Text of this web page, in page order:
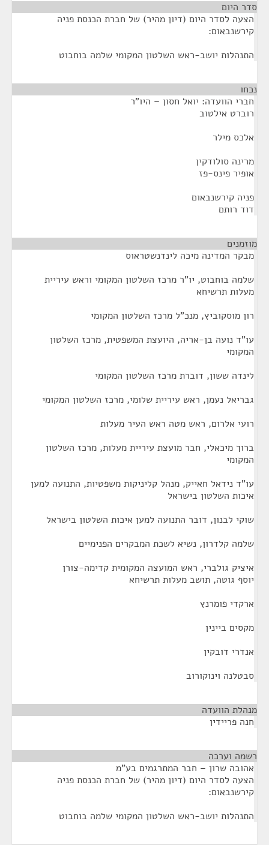
סדר היום
הצעה לסדר היום (דיון מהיר) של חברת הכנסת פניה
קירשנבאום:
התנהלות יושב-ראש השלטון המקומי שלמה בוחבוט
נכחו
חברי הוועדה: יואל חסון – היו"ר
רוברט אילטוב
אלכס מילר
מרינה סולודקין
אופיר פינס-פז
פניה קירשנבאום
דוד רותם
מוזמנים
מבקר המדינה מיכה לינדנשטראוס
שלמה בוחבוט, יו"ר מרכז השלטון המקומי וראש עיריית
מעלות תרשיחא
רון מוסקוביץ, מנכ"ל מרכז השלטון המקומי
עו"ד נועה בן-אריה, היועצת המשפטית, מרכז השלטון
המקומי
לינדה ששון, דוברת מרכז השלטון המקומי
גבריאל נעמן, ראש עיריית שלומי, מרכז השלטון המקומי
רועי אלרום, ראש מטה ראש העיר מעלות
ברוך מיכאלי, חבר מועצת עיריית מעלות, מרכז השלטון
המקומי
עו"ד נידאל חאייק, מנהל קליניקות משפטיות, התנועה למען
איכות השלטון בישראל
שוקי לבנון, דובר התנועה למען איכות השלטון בישראל
שלמה קלדרון, נשיא לשכת המבקרים הפנימיים
איציק גולברי, ראש המועצה המקומית קדימה-צורן
יוסף גוטה, תושב מעלות תרשיחא
ארקדי פומרנץ
מקסים ביינין
אנדרי דובקין
סבטלנה וינוקורוב
מנהלת הוועדה
חנה פריידין
רשמה וערכה
אהובה שרון – חבר המתרגמים בע"מ
הצעה לסדר היום (דיון מהיר) של חברת הכנסת פניה
קירשנבאום:
התנהלות יושב-ראש השלטון המקומי שלמה בוחבוט